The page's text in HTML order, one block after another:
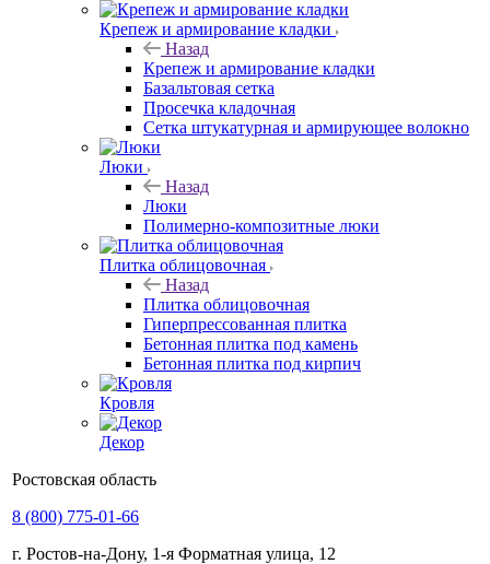
Крепеж и армирование кладки
Назад
Крепеж и армирование кладки
Базальтовая сетка
Просечка кладочная
Сетка штукатурная и армирующее волокно
Люки
Назад
Люки
Полимерно-композитные люки
Плитка облицовочная
Назад
Плитка облицовочная
Гиперпрессованная плитка
Бетонная плитка под камень
Бетонная плитка под кирпич
Кровля
Декор
Ростовская область
8 (800) 775-01-66
г. Ростов-на-Дону, 1-я Форматная улица, 12